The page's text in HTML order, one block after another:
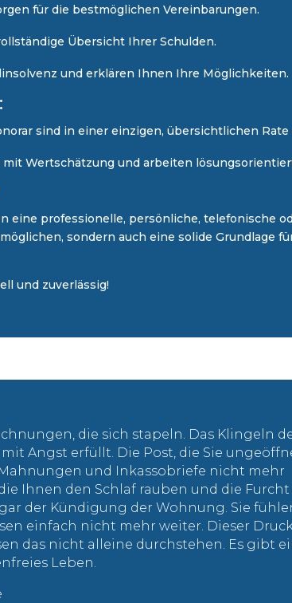
für die bestmöglichen Vereinbarungen.
Übersicht Ihrer Schulden.
und erklären Ihnen Ihre Möglichkeiten.
sind in einer einzigen, übersichtlichen
Wertschätzung und arbeiten
eine professionelle, persönliche, telefonische
sondern auch eine solide Grundlage
und zuverlässig!
die sich stapeln. Das Klingeln
mit Angst erfüllt. Die Post, die Sie
und Inkassobriefe nicht mehr
Ihnen den Schlaf rauben und die Furcht
der Kündigung der Wohnung. Sie
einfach nicht mehr weiter. Dieser
das nicht alleine durchstehen. Es gibt
Leben.